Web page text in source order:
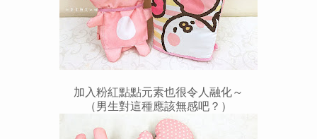
加入粉紅點點元素也很令人融化～
（男生對這種應該無感吧？）